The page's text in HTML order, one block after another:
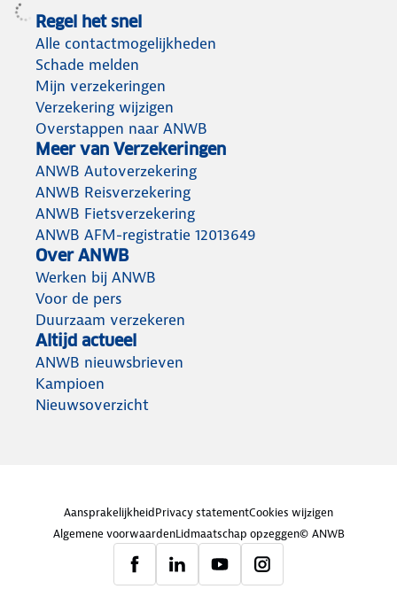
Regel het snel
Alle contactmogelijkheden
Schade melden
Mijn verzekeringen
Verzekering wijzigen
Overstappen naar ANWB
Meer van Verzekeringen
ANWB Autoverzekering
ANWB Reisverzekering
ANWB Fietsverzekering
ANWB AFM-registratie 12013649
Over ANWB
Werken bij ANWB
Voor de pers
Duurzaam verzekeren
Altijd actueel
ANWB nieuwsbrieven
Kampioen
Nieuwsoverzicht
AansprakelijkheidPrivacy statementCookies wijzigen
Algemene voorwaardenLidmaatschap opzeggen© ANWB